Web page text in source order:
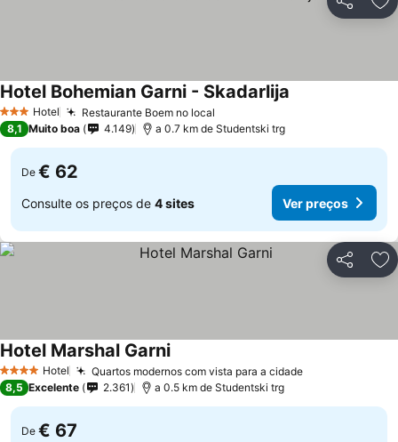
Partilhar
3 EstrelasHotel Restaurante Boem no local
Hotel Bohemian Garni - Skadarlija
8,1 Muito boa 4.149 a 0.7 km de Studentski trg
De € 62
Consulte os preços de 4 sites Ver preços
Partilhar
4 EstrelasHotel Quartos modernos com vista para a cidadeVer preços
Hotel Marshal GarniVer preços
8,5 Excelente 2.361 a 0.5 km de Studentski trg
De € 67